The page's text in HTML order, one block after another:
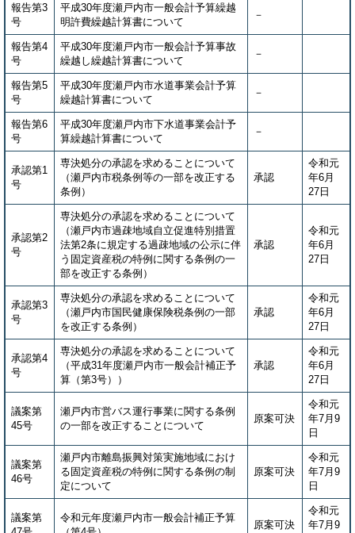
報告第3
号
平成30年度瀬戸内市一般会計予算繰越
明許費繰越計算書について
－
報告第4
号
平成30年度瀬戸内市一般会計予算事故
繰越し繰越計算書について
－
報告第5
号
平成30年度瀬戸内市水道事業会計予算
繰越計算書について
－
報告第6
号
平成30年度瀬戸内市下水道事業会計予
算繰越計算書について
－
承認第1
号
専決処分の承認を求めることについて
（瀬戸内市税条例等の一部を改正する
条例）
承認
令和元
年6月
27日
承認第2
号
専決処分の承認を求めることについて
（瀬戸内市過疎地域自立促進特別措置
法第2条に規定する過疎地域の公示に伴
う固定資産税の特例に関する条例の一
部を改正する条例）
承認
令和元
年6月
27日
承認第3
号
専決処分の承認を求めることについて
（瀬戸内市国民健康保険税条例の一部
を改正する条例）
承認
令和元
年6月
27日
承認第4
号
専決処分の承認を求めることについて
（平成31年度瀬戸内市一般会計補正予
算（第3号））
承認
令和元
年6月
27日
議案第
45号
瀬戸内市営バス運行事業に関する条例
の一部を改正することについて
原案可決
令和元
年7月9
日
議案第
46号
瀬戸内市離島振興対策実施地域におけ
る固定資産税の特例に関する条例の制
定について
原案可決
令和元
年7月9
日
議案第
令和元年度瀬戸内市一般会計補正予算
原案可決
令和元
年7月9